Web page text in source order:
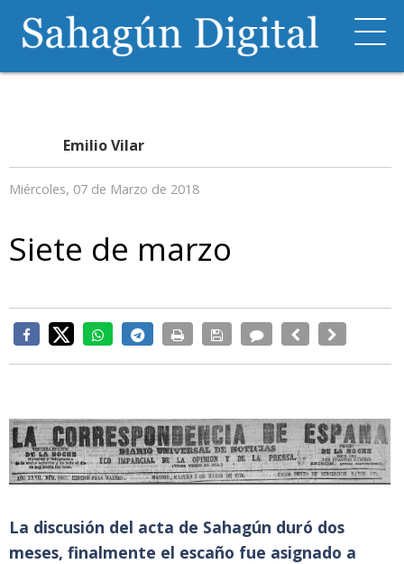
Emilio Vilar
Miércoles, 07 de Marzo de 2018
Siete de marzo
La discusión del acta de Sahagún duró dos
meses, finalmente el escaño fue asignado a